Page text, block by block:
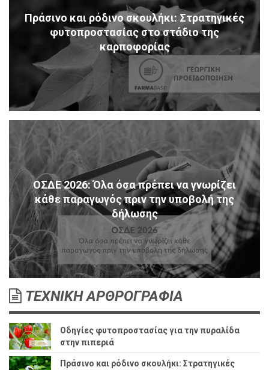
Πράσινο και ρόδινο σκουλήκι: Στρατηγικές
φυτοπροστασίας στο στάδιο της
καρποφορίας
ΟΣΔΕ 2026: Όλα όσα πρέπει να γνωρίζει
κάθε παραγωγός πριν την υποβολή της
δήλωσης
ΤΕΧΝΙΚΗ ΑΡΘΡΟΓΡΑΦΙΑ
Οδηγίες φυτοπροστασίας για την πυραλίδα
στην πιπεριά
Πράσινο και ρόδινο σκουλήκι: Στρατηγικές